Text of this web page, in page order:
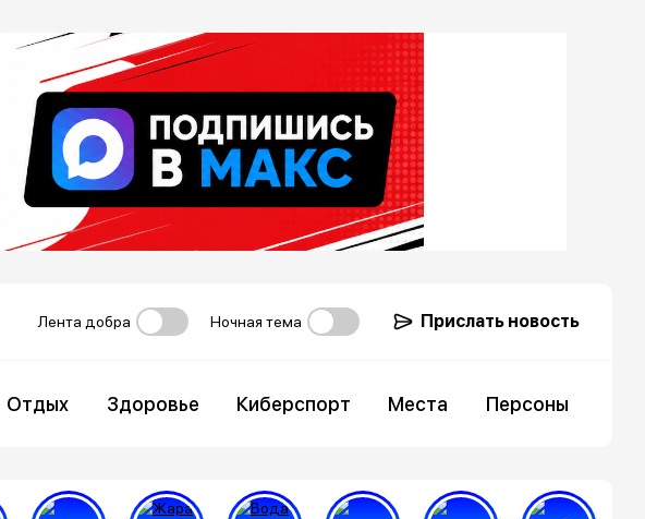
Лента добра Ночная тема Прислать новость
Отдых Здоровье Киберспорт Места Персоны